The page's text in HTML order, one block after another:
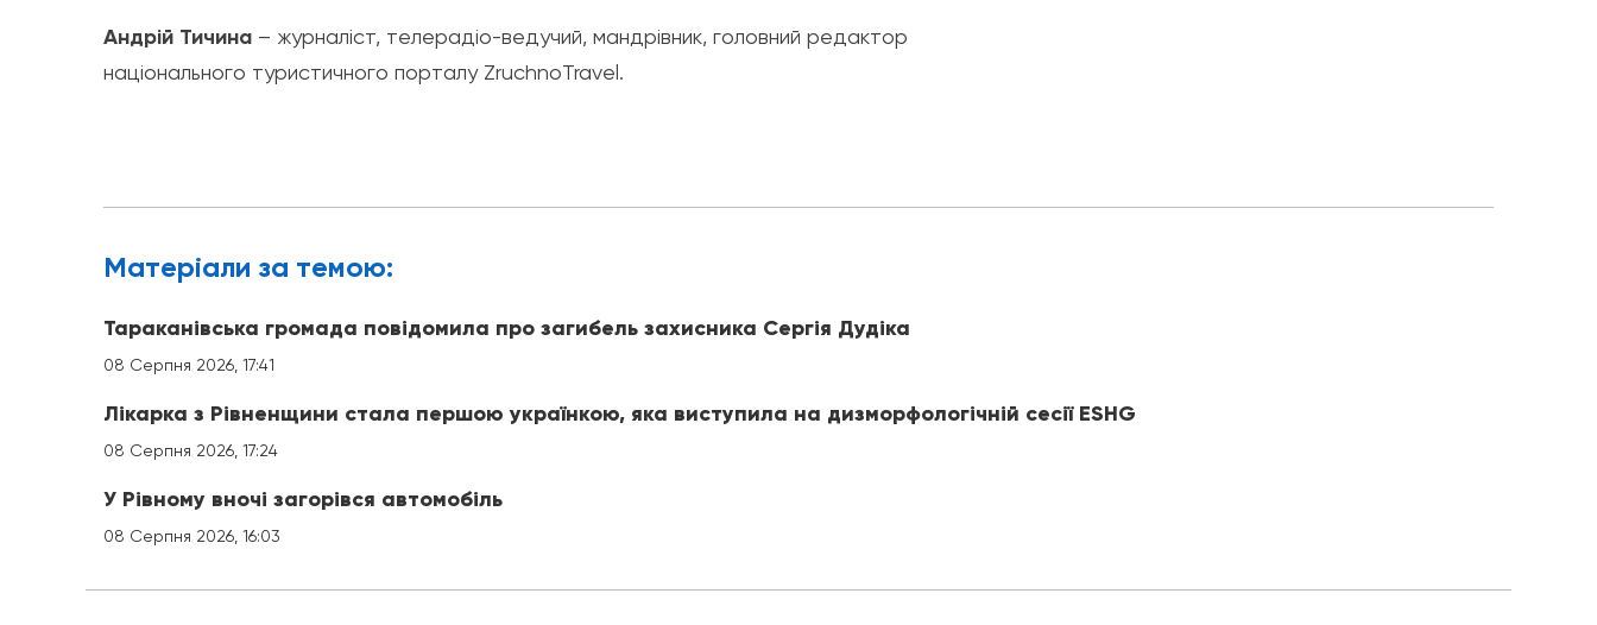
Андрій Тичина – журналіст, телерадіо-ведучий, мандрівник, головний редактор
національного туристичного порталу ZruchnoTravel.
Матерiали за темою:
Тараканівська громада повідомила про загибель захисника Сергія Дудіка
08 Серпня 2026, 17:41
Лікарка з Рівненщини стала першою українкою, яка виступила на дизморфологічній сесії ESHG
08 Серпня 2026, 17:24
У Рівному вночі загорівся автомобіль
08 Серпня 2026, 16:03